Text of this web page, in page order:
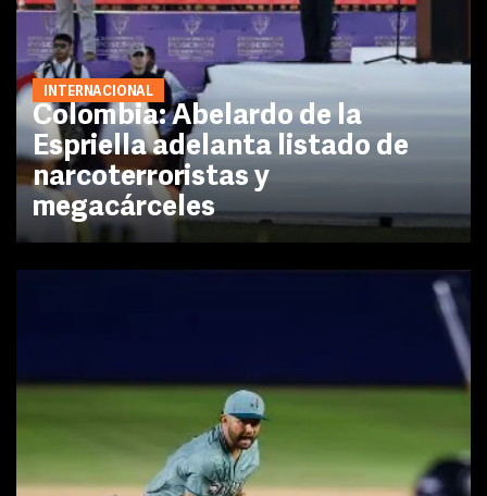
INTERNACIONAL
Colombia: Abelardo de la
Espriella adelanta listado de
narcoterroristas y
megacárceles